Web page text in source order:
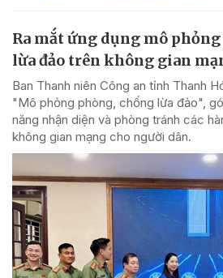
Ra mắt ứng dụng mô
lừa đảo trên không gian
Ban Thanh niên Công an tỉnh Thanh
"Mô phỏng phòng, chống lừa đảo",
năng nhận diện và phòng tránh các
không gian mạng cho người dân.